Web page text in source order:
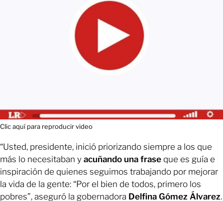
Clic aquí para reproducir video
“Usted, presidente, inició priorizando siempre a los que
más lo necesitaban y acuñando una frase que es guía e
inspiración de quienes seguimos trabajando por mejorar
la vida de la gente: “Por el bien de todos, primero los
pobres”, aseguró la gobernadora Delfina Gómez Álvarez.